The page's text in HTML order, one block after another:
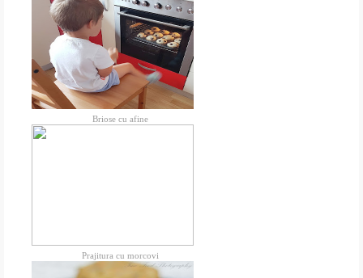
Briose cu afine
Prajitura cu morcovi